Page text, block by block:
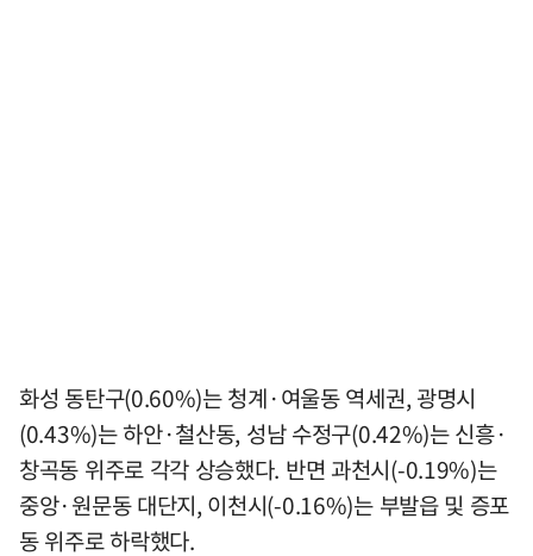
화성 동탄구(0.60%)는 청계·여울동 역세권, 광명시
(0.43%)는 하안·철산동, 성남 수정구(0.42%)는 신흥·
창곡동 위주로 각각 상승했다. 반면 과천시(-0.19%)는
중앙·원문동 대단지, 이천시(-0.16%)는 부발읍 및 증포
동 위주로 하락했다.